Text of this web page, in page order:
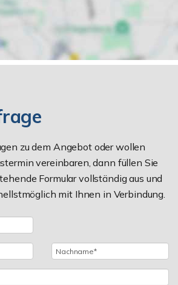
zu dem Angebot oder wollen
vereinbaren, dann füllen Sie
Formular vollständig aus und
mit Ihnen in Verbindung.